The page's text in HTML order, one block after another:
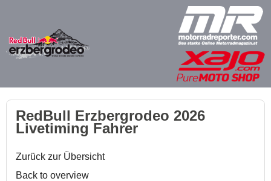
RedBull Erzbergrodeo 2026
Livetiming Fahrer
Zurück zur Übersicht
Back to overview